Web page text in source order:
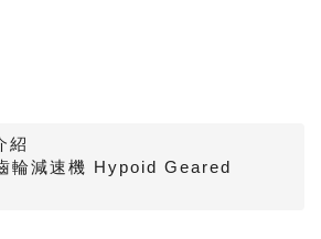
紹
輪減速機 Hypoid Geared